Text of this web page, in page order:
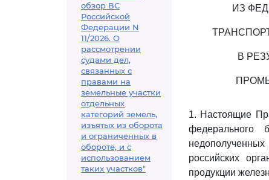
обзор ВС
Российской
Федерации N
11/2026. О
рассмотрении
судами дел,
связанных с
правами на
земельные участки
отдельных
категорий земель,
изъятых из оборота
и ограниченных в
обороте, и с
использованием
таких участков"
ИЗ
В
1. Настоящие
федерального
российских
продукции